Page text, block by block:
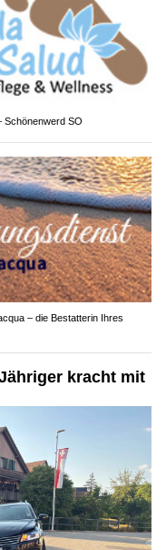
Schönenwerd SO
– die Bestatterin Ihres
kracht mit